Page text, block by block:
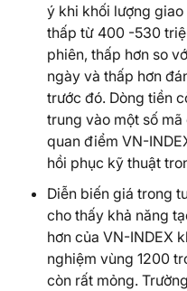
ý khi khối lượng
thấp từ 400 -530
phiên, thấp hơn so
ngày và thấp hơn
trước đó. Dòng tiền
trung vào một số
quan điểm VN-
hồi phục kỹ thuật
Diễn biến giá trong
cho thấy khả năng
hơn của VN-INDEX
nghiệm vùng 1200
còn rất mỏng.